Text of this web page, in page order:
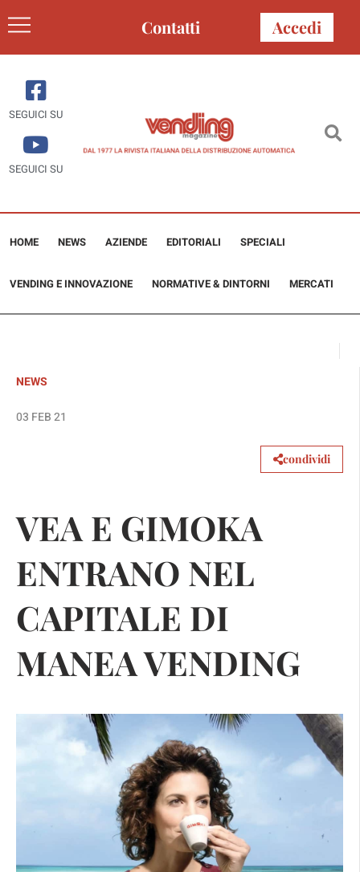
Contatti Accedi
SEGUICI SU
SEGUICI SU
HOME NEWS AZIENDE EDITORIALI SPECIALI
VENDING E INNOVAZIONE NORMATIVE & DINTORNI MERCATI
NEWS
03 FEB 21
condividi
VEA E GIMOKA
ENTRANO NEL
CAPITALE DI
MANEA VENDING